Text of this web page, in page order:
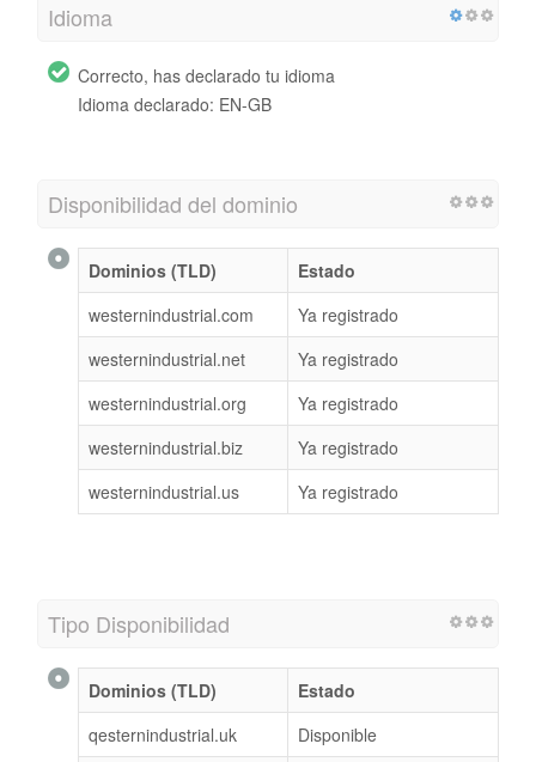
Idioma
Correcto, has declarado tu idioma
Idioma declarado: EN-GB
Disponibilidad del dominio
Dominios (TLD)
Estado
westernindustrial.com
Ya registrado
westernindustrial.net
Ya registrado
westernindustrial.org
Ya registrado
westernindustrial.biz
Ya registrado
westernindustrial.us
Ya registrado
Tipo Disponibilidad
Dominios (TLD)
Estado
qesternindustrial.uk
Disponible